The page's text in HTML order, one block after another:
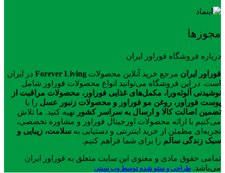
مجوزها
درباره فروشگاه فوراور ایران
فوراور ایران مرجع خرید آنلاین محصولات Forever Living در ایران
است. در این فروشگاه می‌توانید انواع محصولات فوراور شامل
نوشیدنی آلوئه‌ورا، مکمل‌های غذایی فوراور، محصولات مراقبت از
پوست فوراور، روغن مو فوراور و محصولات زنبور عسل را با
تضمین اصالت کالا و ارسال به سراسر کشور تهیه کنید. ما تلاش
می‌کنیم با ارائه محصولات اورجینال فوراور و مشاوره تخصصی،
تجربه‌ای مطمئن از خرید اینترنتی و دستیابی به سلامت، زیبایی و
سبک زندگی سالم را برای شما فراهم کنیم.
تمامی حقوق مادی و معنوی این سایت متعلق به فوراور ایران
می‌باشد. طراحی و سئو شده توسط وب سیتی